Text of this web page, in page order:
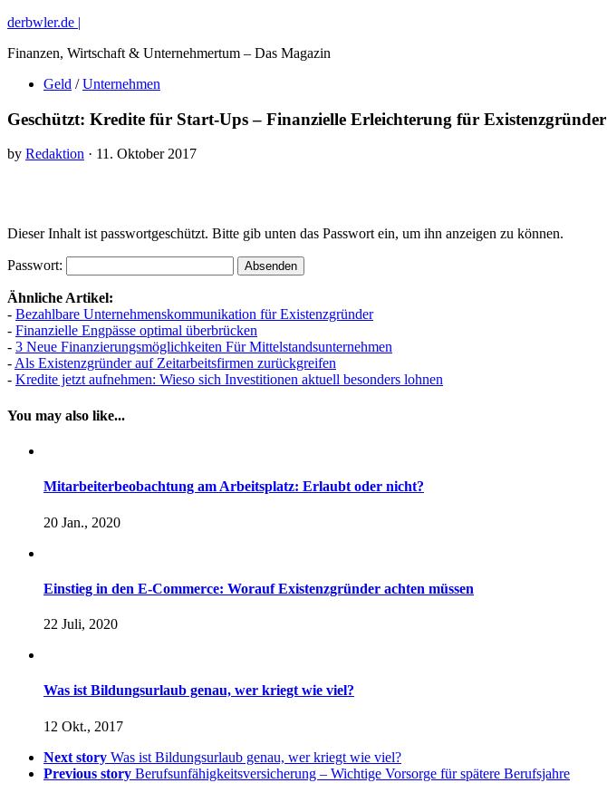
derbwler.de |
Finanzen, Wirtschaft & Unternehmertum – Das Magazin
Geld / Unternehmen
Geschützt: Kredite für Start-Ups – Finanzielle Erleichterung für Existenzgründer
by Redaktion · 11. Oktober 2017
Dieser Inhalt ist passwortgeschützt. Bitte gib unten das Passwort ein, um ihn anzeigen zu können.
Passwort:
Ähnliche Artikel:
- Bezahlbare Unternehmenskommunikation für Existenzgründer
- Finanzielle Engpässe optimal überbrücken
- 3 Neue Finanzierungsmöglichkeiten Für Mittelstandsunternehmen
-Als Existenzgründer auf Zeitarbeitsfirmen zurückgreifen
- Kredite jetzt aufnehmen: Wieso sich Investitionen aktuell besonders lohnen
You may also like...
Mitarbeiterbeobachtung am Arbeitsplatz: Erlaubt oder nicht?
20 Jan., 2020
Einstieg in den E-Commerce: Worauf Existenzgründer achten müssen
22 Juli, 2020
Was ist Bildungsurlaub genau, wer kriegt wie viel?
12 Okt., 2017
Next story Was ist Bildungsurlaub genau, wer kriegt wie viel?
Previous story Berufsunfähigkeitsversicherung – Wichtige Vorsorge für spätere Berufsjahre